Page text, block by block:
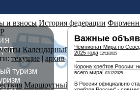
и взносы История федерации
Календарный план|Добавить в
текущие | архив Заявка и ход
Маршрутный комитет Кодекс
туризм
Важные
Чемпионат Мира по
2025 года 12/11/2025
Корона хребтов России:
всего мира! 03/12/2025
В России официально